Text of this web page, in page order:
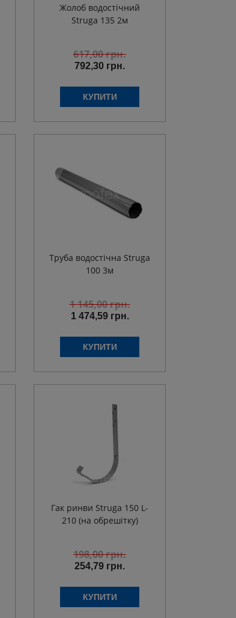
Жолоб водостічний
Struga 135 2м
617,00грн.
792,30 грн.
Труба водостічна Struga
100 3м
1 145,00грн.
1 474,59 грн.
Гак ринви Struga 150 L-
210 (на обрешітку)
198,00грн.
254,79 грн.